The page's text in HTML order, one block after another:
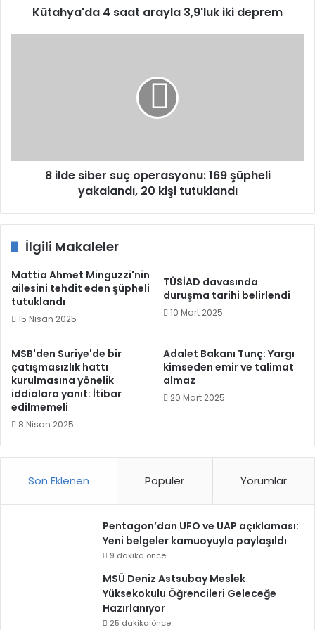
Kütahya'da 4 saat arayla 3,9'luk iki deprem
20
8 ilde siber suç operasyonu: 169 şüpheli
yakalandı, 20 kişi tutuklandı
İlgili Makaleler
Mattia Ahmet Minguzzi'nin
ailesini tehdit eden şüpheli
tutuklandı
15 Nisan 2025
TÜSİAD davasında
duruşma tarihi belirlendi
10 Mart 2025
MSB'den Suriye'de bir
çatışmasızlık hattı
kurulmasına yönelik
iddialara yanıt: İtibar
edilmemeli
8 Nisan 2025
Adalet Bakanı Tunç: Yargı
kimseden emir ve talimat
almaz
20 Mart 2025
Son Eklenen Popüler Yorumlar
Pentagon’dan UFO ve UAP açıklaması:
Yeni belgeler kamuoyuyla paylaşıldı
9 dakika önce
MSÜ Deniz Astsubay Meslek
Yüksekokulu Öğrencileri Geleceğe
Hazırlanıyor
25 dakika önce